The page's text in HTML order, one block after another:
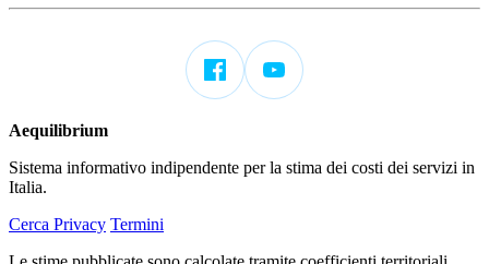
Aequilibrium
Sistema informativo indipendente per la stima dei costi dei servizi in
Italia.
Cerca Privacy Termini